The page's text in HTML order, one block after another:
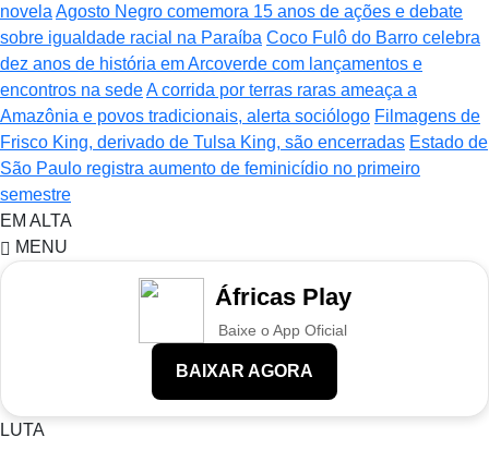
novela Agosto Negro comemora 15 anos de ações e debate
sobre igualdade racial na Paraíba Coco Fulô do Barro celebra
dez anos de história em Arcoverde com lançamentos e
encontros na sedeA corrida por terras raras ameaça a
Amazônia e povos tradicionais, alerta sociólogo Filmagens de
Frisco King, derivado de Tulsa King, são encerradas Estado de
São Paulo registra aumento de feminicídio no primeiro
semestre
EM ALTA
MENU
Áfricas Play
Baixe o App Oficial
BAIXAR AGORA
LUTA